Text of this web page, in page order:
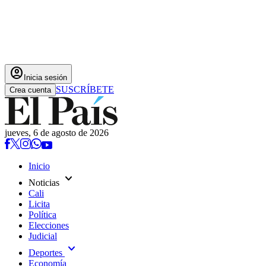
account_circle Inicia sesión
Crea cuenta SUSCRÍBETE
jueves, 6 de agosto de 2026
Inicio
Noticias expand_more
Cali
Licita
Política
Elecciones
Judicial
Deportes expand_more
Economía